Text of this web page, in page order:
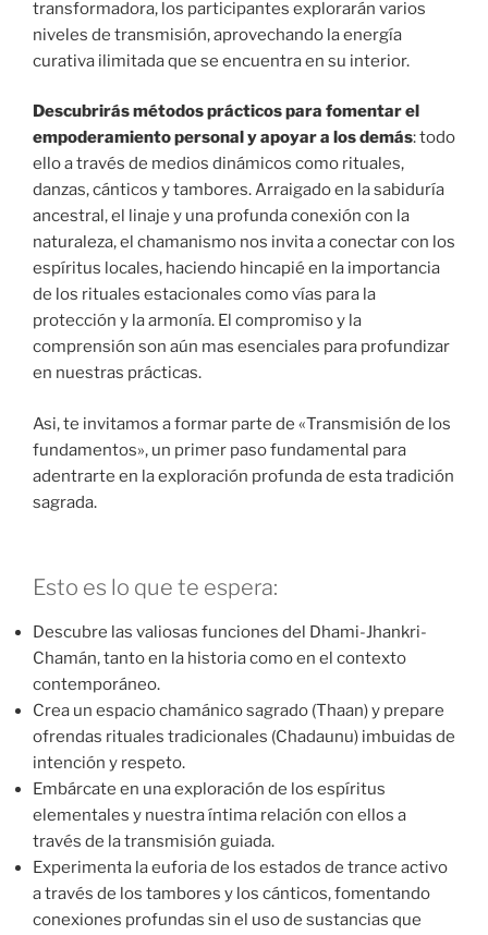
transformadora, los participantes explorarán varios
niveles de transmisión, aprovechando la energía
curativa ilimitada que se encuentra en su interior.
Descubrirás métodos prácticos para fomentar el
empoderamiento personal y apoyar a los demás: todo
ello a través de medios dinámicos como rituales,
danzas, cánticos y tambores. Arraigado en la sabiduría
ancestral, el linaje y una profunda conexión con la
naturaleza, el chamanismo nos invita a conectar con los
espíritus locales, haciendo hincapié en la importancia
de los rituales estacionales como vías para la
protección y la armonía. El compromiso y la
comprensión son aún mas esenciales para profundizar
en nuestras prácticas.
Asi, te invitamos a formar parte de «Transmisión de los
fundamentos», un primer paso fundamental para
adentrarte en la exploración profunda de esta tradición
sagrada.
Esto es lo que te espera:
Descubre las valiosas funciones del Dhami-Jhankri-
Chamán, tanto en la historia como en el contexto
contemporáneo.
Crea un espacio chamánico sagrado (Thaan) y prepare
ofrendas rituales tradicionales (Chadaunu) imbuidas de
intención y respeto.
Embárcate en una exploración de los espíritus
elementales y nuestra íntima relación con ellos a
través de la transmisión guiada.
Experimenta la euforia de los estados de trance activo
a través de los tambores y los cánticos, fomentando
conexiones profundas sin el uso de sustancias que